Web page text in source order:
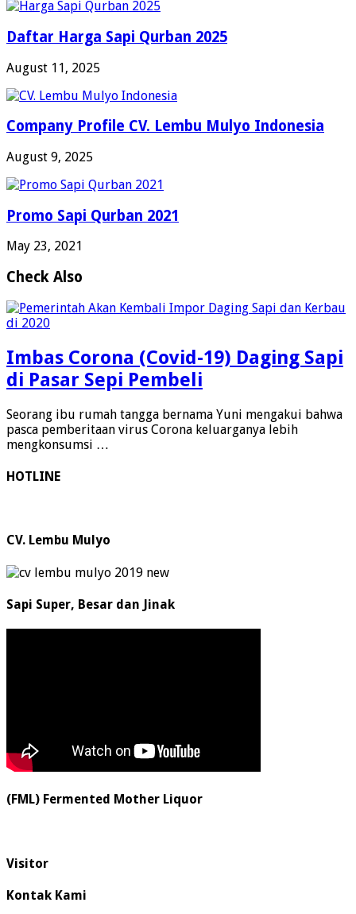
Daftar Harga Sapi Qurban 2025
August 11, 2025
Company Profile CV. Lembu Mulyo Indonesia
August 9, 2025
Promo Sapi Qurban 2021
May 23, 2021
Check Also
Imbas Corona (Covid-19) Daging Sapi
di Pasar Sepi Pembeli
Seorang ibu rumah tangga bernama Yuni mengakui bahwa
pasca pemberitaan virus Corona keluarganya lebih
mengkonsumsi …
HOTLINE
CV. Lembu Mulyo
Sapi Super, Besar dan Jinak
(FML) Fermented Mother Liquor
Visitor
Kontak Kami